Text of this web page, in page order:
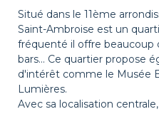
Situé dans le 11ème
Saint-Ambroise est un
fréquenté il offre beaucoup
bars... Ce quartier propose
d'intérêt comme le Musée
Lumières.
Avec sa localisation